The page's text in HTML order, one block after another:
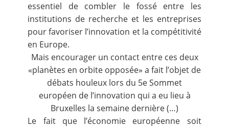
essentiel de combler le fossé entre les
institutions de recherche et les entreprises
pour favoriser l’innovation et la compétitivité
en Europe.
Mais encourager un contact entre ces deux
«planètes en orbite opposée» a fait l’objet de
débats houleux lors du 5e Sommet
européen de l’innovation qui a eu lieu à
Bruxelles la semaine dernière (…)
Le fait que l’économie européenne soit